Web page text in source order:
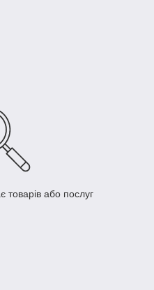
товарів або послуг